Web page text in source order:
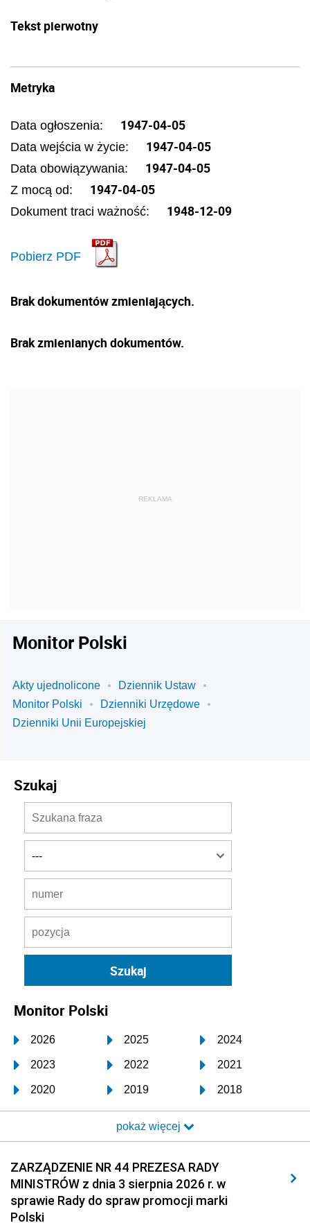
Tekst pierwotny
Metryka
Data ogłoszenia: 1947-04-05
Data wejścia w życie: 1947-04-05
Data obowiązywania: 1947-04-05
Z mocą od: 1947-04-05
Dokument traci ważność: 1948-12-09
Pobierz PDF
Brak dokumentów zmieniających.
Brak zmienianych dokumentów.
Monitor Polski
Akty ujednolicone
Dziennik Ustaw
Monitor Polski
Dzienniki Urzędowe
Dzienniki Unii Europejskiej
Szukaj
Monitor Polski
2026 2025 2024
2023 2022 2021
2020 2019 2018
2017 2016 2015
2014 2013 2012
2011 2010 2009
2008 2007 2006
2005
pokaż więcej
ZARZĄDZENIE NR 44 PREZESA RADY
MINISTRÓW z dnia 3 sierpnia 2026 r. w
sprawie Rady do spraw promocji marki
Polski